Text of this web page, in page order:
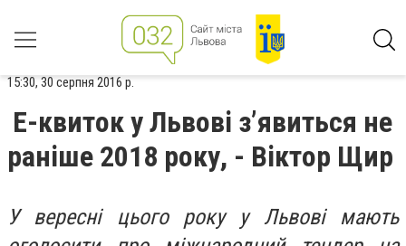
15:30, 30 серпня 2016 р.
Е-квиток у Львові з’явиться не
раніше 2018 року, - Віктор Щир
У вересні цього року у Львові мають